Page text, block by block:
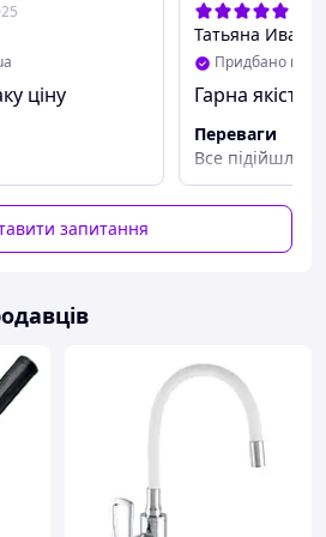
ціну
Татьяна
Придбано на
Гарна якість
Переваги
Все підійшло,
запитання